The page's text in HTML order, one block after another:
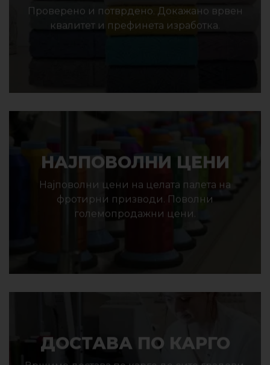
Проверено и потврдено. Докажано врвен
квалитет и префинета изработка.
НАЈПОВОЛНИ ЦЕНИ
Најповолни цени на целата палета на
фротирни призводи. Поволни
големопродажни цени.
ДОСТАВА ПО КАРГО